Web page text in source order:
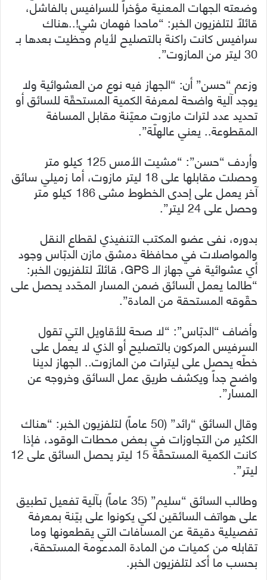
وضعته الجهات المعنية مؤخراً للسرافيس بالفاشل،
قائلاً لتلفزيون الخبر: “ماحدا فهمان شي!..هناك
سرافيس كانت راكنة بالتصليح لأيام وحظيت بعدها بـ
30 ليتر من المازوت”.
وزعم “حسن” أن: “الجهاز فيه نوع من العشوائية ولا
يوجد آلية واضحة لمعرفة الكمية المستحقّة للسائق أو
تحديد عدد لترات مازوت معيّنة مقابل المسافة
المقطوعة.. يعني عالهلّة”.
وأردف “حسن”: “مشيت الأمس 125 كيلو متر
وحصلت مقابلها على 18 ليتر مازوت، أما زميلي سائق
آخر يعمل على إحدى الخطوط مشى 186 كيلو متر
وحصل على 24 ليتر”.
بدوره، نفى عضو المكتب التنفيذي لقطاع النقل
والمواصلات في محافظة دمشق مازن الدبّاس وجود
أي عشوائية في جهاز الـ GPS، قائلاً لتلفزيون الخبر:
“طالما يعمل السائق ضمن المسار المحّدد يحصل على
حقّوقه المستحقة من المادة”.
وأضاف “الدبّاس”: “لا صحة للأقاويل التي تقول
السرفيس المركون بالتصليح أو الذي لا يعمل على
خطّه يحصل على ليترات من المازوت.. الجهاز لدينا
واضح جداً ويكشف طريق عمل السائق وخروجه عن
المسار”.
وقال السائق “رائد” (50 عاماً) لتلفزيون الخبر: “هناك
الكثير من التجاوزات في بعض محطات الوقود، فإذا
كانت الكمية المستحقّة 15 ليتر يحصل السائق على 12
ليتر”.
وطالب السائق “سليم” (35 عاماً) بآلية تفعيل تطبيق
على هواتف السائقين لكي يكونوا على بيّنة بمعرفة
تفصيلية دقيقة عن المسافات التي يقطعونها وما
تقابله من كميات من المادة المدعومة المستحقة،
بحسب ما أكد لتلفزيون الخبر.